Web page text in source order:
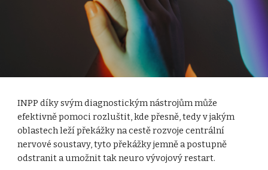
INPP díky svým diagnostickým nástrojům může
efektivně pomoci rozluštit, kde přesně, tedy v jakým
oblastech leží překážky na cestě rozvoje centrální
nervové soustavy, tyto překážky jemně a postupně
odstranit a umožnit tak neuro vývojový restart.